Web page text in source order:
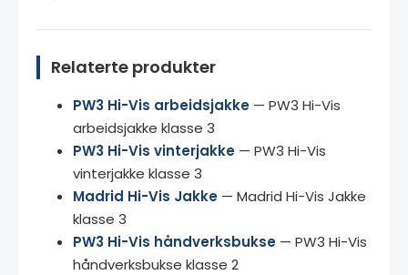
Relaterte produkter
PW3 Hi-Vis arbeidsjakke — PW3 Hi-Vis
arbeidsjakke klasse 3
PW3 Hi-Vis vinterjakke — PW3 Hi-Vis
vinterjakke klasse 3
Madrid Hi-Vis Jakke — Madrid Hi-Vis Jakke
klasse 3
PW3 Hi-Vis håndverksbukse — PW3 Hi-Vis
håndverksbukse klasse 2